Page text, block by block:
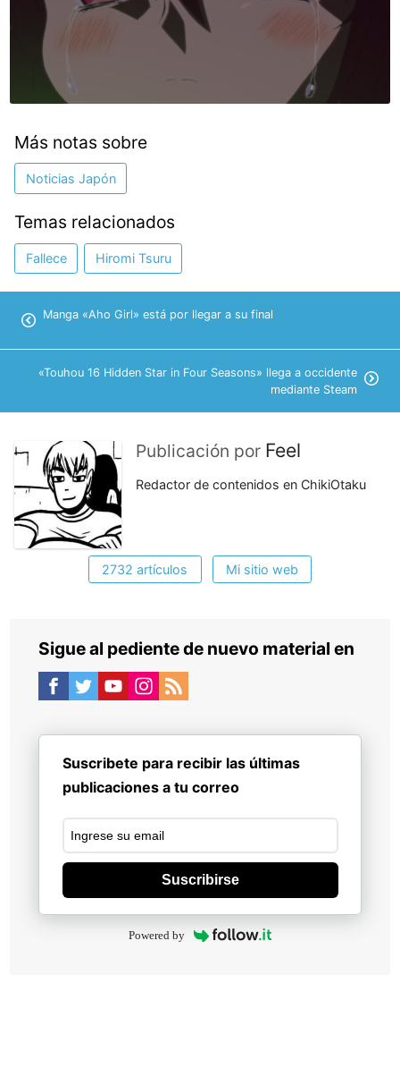
Más notas sobre
Noticias Japón
Temas relacionados
Fallece Hiromi Tsuru
Manga «Aho Girl» está por llegar a su final
«Touhou 16 Hidden Star in Four Seasons» llega a occidente
mediante Steam
Publicación por Feel
Redactor de contenidos en ChikiOtaku
2732 artículos Mi sitio web
Sigue al pediente de nuevo material en
Suscribete para recibir las últimas
publicaciones a tu correo
Suscribirse
Powered by